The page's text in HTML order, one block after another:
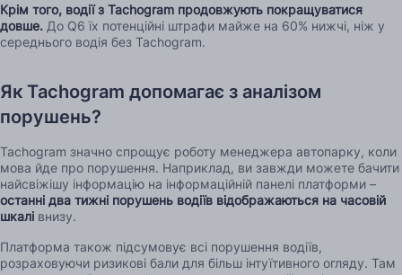
Крім того, водії з Tachogram продовжують покращуватися
довше. До Q6 їх потенційні штрафи майже на 60% нижчі, ніж у
середнього водія без Tachogram.
Як Tachogram допомагає з аналізом
порушень?
Tachogram значно спрощує роботу менеджера автопарку, коли
мова йде про порушення. Наприклад, ви завжди можете бачити
найсвіжішу інформацію на інформаційній панелі платформи –
останні два тижні порушень водіїв відображаються на часовій
шкалі внизу.
Платформа також підсумовує всі порушення водіїв,
розраховуючи ризикові бали для більш інтуїтивного огляду. Там